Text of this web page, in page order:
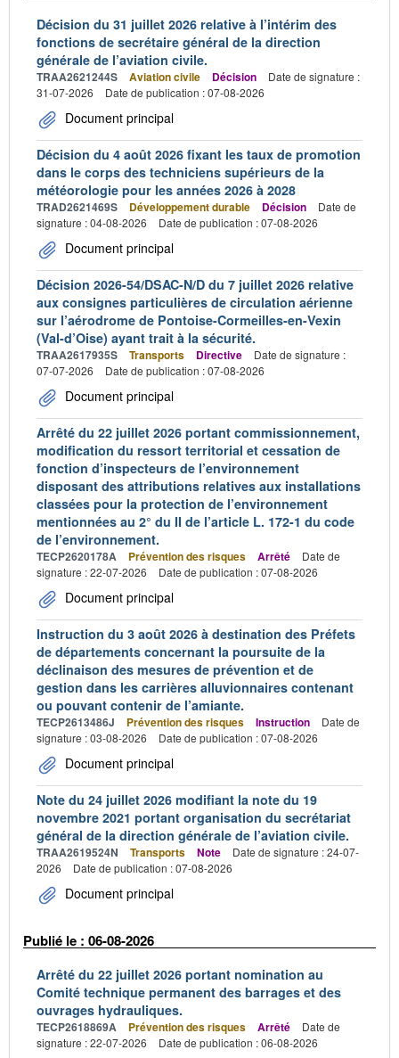
Décision du 31 juillet 2026 relative à l’intérim des
fonctions de secrétaire général de la direction
générale de l’aviation civile.
TRAA2621244S Aviation civile Décision
Date de signature :
31-07-2026
Date de publication : 07-08-2026
Document principal
Décision du 4 août 2026 fixant les taux de promotion
dans le corps des techniciens supérieurs de la
météorologie pour les années 2026 à 2028
TRAD2621469S Développement durable Décision
Date de
signature : 04-08-2026
Date de publication : 07-08-2026
Document principal
Décision 2026-54/DSAC-N/D du 7 juillet 2026 relative
aux consignes particulières de circulation aérienne
sur l’aérodrome de Pontoise-Cormeilles-en-Vexin
(Val-d’Oise) ayant trait à la sécurité.
TRAA2617935S Transports Directive
Date de signature :
07-07-2026
Date de publication : 07-08-2026
Document principal
Arrêté du 22 juillet 2026 portant commissionnement,
modification du ressort territorial et cessation de
fonction d’inspecteurs de l’environnement
disposant des attributions relatives aux installations
classées pour la protection de l’environnement
mentionnées au 2° du II de l’article L. 172-1 du code
de l’environnement.
TECP2620178A Prévention des risques Arrêté
Date de
signature : 22-07-2026
Date de publication : 07-08-2026
Document principal
Instruction du 3 août 2026 à destination des Préfets
de départements concernant la poursuite de la
déclinaison des mesures de prévention et de
gestion dans les carrières alluvionnaires contenant
ou pouvant contenir de l’amiante.
TECP2613486J Prévention des risques Instruction
Date de
signature : 03-08-2026
Date de publication : 07-08-2026
Document principal
Note du 24 juillet 2026 modifiant la note du 19
novembre 2021 portant organisation du secrétariat
général de la direction générale de l’aviation civile.
TRAA2619524N Transports Note
Date de signature : 24-07-
2026
Date de publication : 07-08-2026
Document principal
Publié le : 06-08-2026
Arrêté du 22 juillet 2026 portant nomination au
Comité technique permanent des barrages et des
ouvrages hydrauliques.
TECP2618869A Prévention des risques Arrêté
Date de
signature : 22-07-2026
Date de publication : 06-08-2026